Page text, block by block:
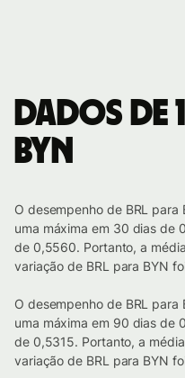
Dados de
BYN
O desempenho de BRL
uma máxima em 30 dias de
de 0,5560. Portanto, a
variação de BRL para BYN
O desempenho de BRL
uma máxima em 90 dias de
de 0,5315. Portanto, a
variação de BRL para BYN